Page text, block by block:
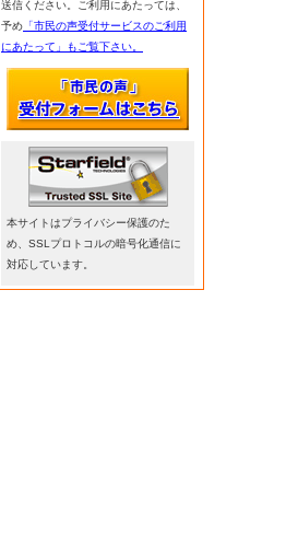
送信ください。ご利用にあたっては、
予め 「市民の声受付サービスのご利用
にあたって」もご覧下さい。
本サイトはプライバシー保護のた
め、SSLプロトコルの暗号化通信に
対応しています。